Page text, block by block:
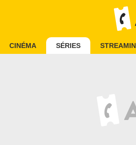
CINÉMA SÉRIES